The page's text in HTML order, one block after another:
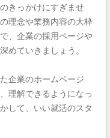
きっかけにすぎませ
理念や業務内容の大枠
、企業の採用ページや
めていきましょう。
企業のホームページ
理解できるようになっ
して、いい就活のスタ